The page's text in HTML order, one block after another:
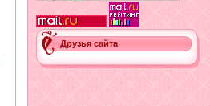
Друзья сайта